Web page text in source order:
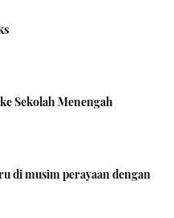
Sekolah Menengah
di musim perayaan dengan